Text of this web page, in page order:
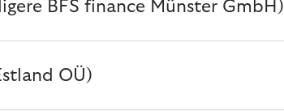
BFS finance Münster GmbH)
OÜ)